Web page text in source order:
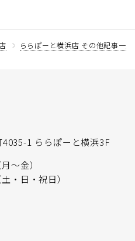
ららぽーと横浜店 その他記事一覧
1 ららぽーと横浜3F
〜金）
・日・祝日）